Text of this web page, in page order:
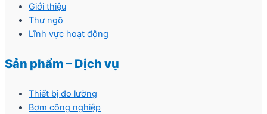
Giới thiệu
Thư ngõ
Lĩnh vực hoạt động
Sản phẩm – Dịch vụ
Thiết bị đo lường
Bơm công nghiệp